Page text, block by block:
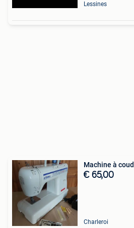
Lessines
Machine à
€ 65,00
Charleroi